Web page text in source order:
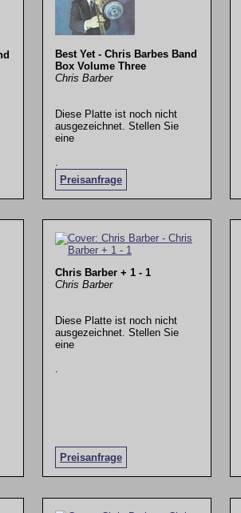
Best Yet - Chris Barbes Band
Box Volume Three
Chris Barber
Diese Platte ist noch nicht
ausgezeichnet. Stellen Sie
eine
Preisanfrage
Chris Barber + 1 - 1
Chris Barber
Diese Platte ist noch nicht
ausgezeichnet. Stellen Sie
eine
Preisanfrage
.